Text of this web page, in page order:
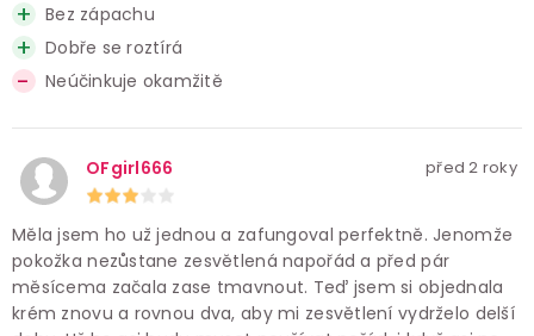
Bez zápachu
Dobře se roztírá
Neúčinkuje okamžitě
OFgirl666 před 2 roky
Měla jsem ho už jednou a zafungoval perfektně. Jenomže
pokožka nezůstane zesvětlená napořád a před pár
měsícema začala zase tmavnout. Teď jsem si objednala
krém znovu a rovnou dva, aby mi zesvětlení vydrželo delší